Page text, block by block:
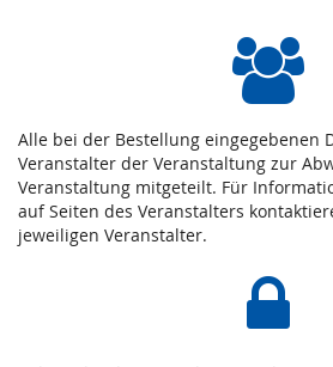
Alle bei der Bestellung eingegebenen
Veranstalter der Veranstaltung zur
Veranstaltung mitgeteilt. Für
auf Seiten des Veranstalters
jeweiligen Veranstalter.